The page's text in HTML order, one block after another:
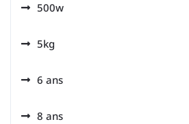
500w
5kg
6 ans
8 ans